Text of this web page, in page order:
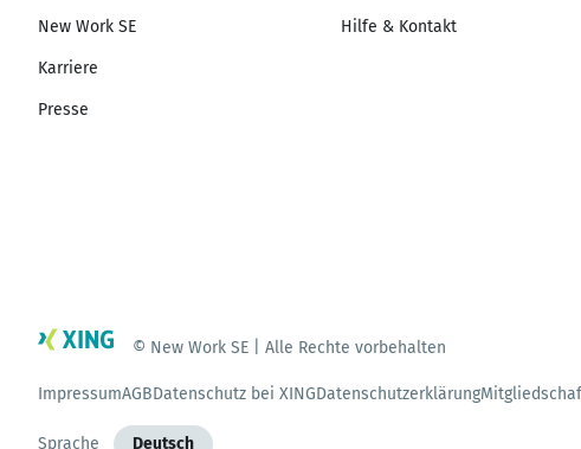
New Work SE
Karriere
Presse
Hilfe & Kontakt
© New Work SE | Alle Rechte vorbehalten
ImpressumAGBDatenschutz bei XINGDatenschutzerklärung
Sprache Deutsch